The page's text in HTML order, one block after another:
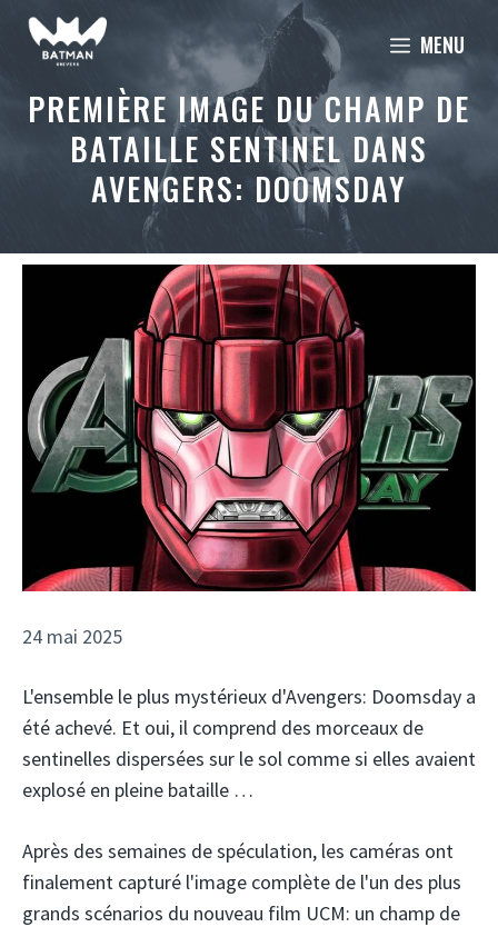
Aller
MENU
PREMIÈRE IMAGE DU CHAMP DE
BATAILLE SENTINEL DANS
AVENGERS: DOOMSDAY
24 mai 2025
L'ensemble le plus mystérieux d'Avengers: Doomsday a
été achevé. Et oui, il comprend des morceaux de
sentinelles dispersées sur le sol comme si elles avaient
explosé en pleine bataille …
Après des semaines de spéculation, les caméras ont
finalement capturé l'image complète de l'un des plus
grands scénarios du nouveau film UCM: un champ de